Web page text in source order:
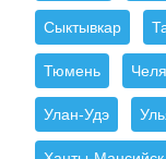
Сыктывкар
Тюмень
Улан-Удэ